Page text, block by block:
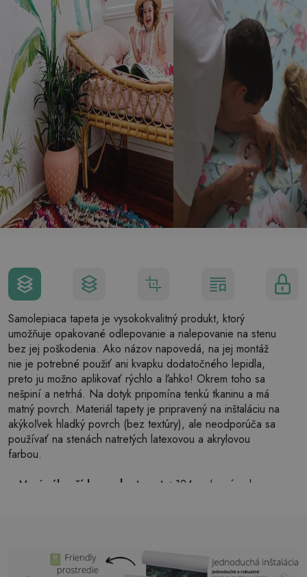
Samolepiaca tapeta je vysokokvalitný produkt, ktorý
umožňuje opakované odlepovanie a nalepovanie na stenu
bez jej poškodenia. Ako názov napovedá, na jej montáž
nie je potrebné použiť ani kvapku dodatočného lepidla,
preto ju možno aplikovať rýchlo a ľahko! Okrem toho sa
nešpiní a netrhá. Na dotyk pripomína tenkú tkaninu a má
matný povrch. Materiál tapety je pripravený na inštaláciu na
akýkoľvek hladký povrch (bez textúry), ale neodporúča sa
používať na stenách natretých latexovou a akrylovou
farbou.
Maximálna šírka pruhu tapety: 124cm (v prípade
Lepidlo: Nie je potrebné